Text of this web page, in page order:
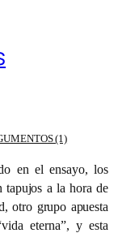
(1)
en el ensayo, los
tapujos a la hora de
otro grupo apuesta
eterna”, y esta